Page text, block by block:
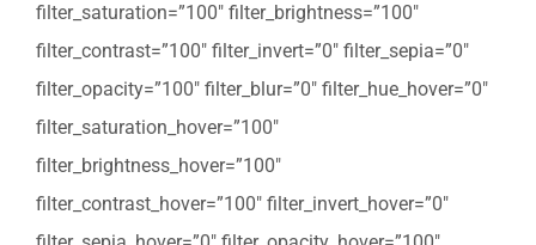
filter_saturation=”100″ filter_brightness=”100″
filter_contrast=”100″ filter_invert=”0″ filter_sepia=”0″
filter_opacity=”100″ filter_blur=”0″ filter_hue_hover=”0″
filter_saturation_hover=”100″
filter_brightness_hover=”100″
filter_contrast_hover=”100″ filter_invert_hover=”0″